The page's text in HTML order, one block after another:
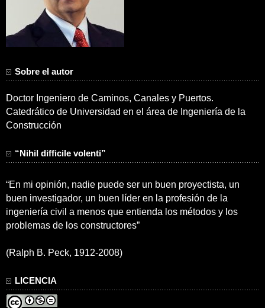
Sobre el autor
Doctor Ingeniero de Caminos, Canales y Puertos.
Catedrático de Universidad en el área de Ingeniería de la
Construcción
“Nihil difficile volenti”
“En mi opinión, nadie puede ser un buen proyectista, un
buen investigador, un buen líder en la profesión de la
ingeniería civil a menos que entienda los métodos y los
problemas de los constructores”
(Ralph B. Peck, 1912-2008)
LICENCIA